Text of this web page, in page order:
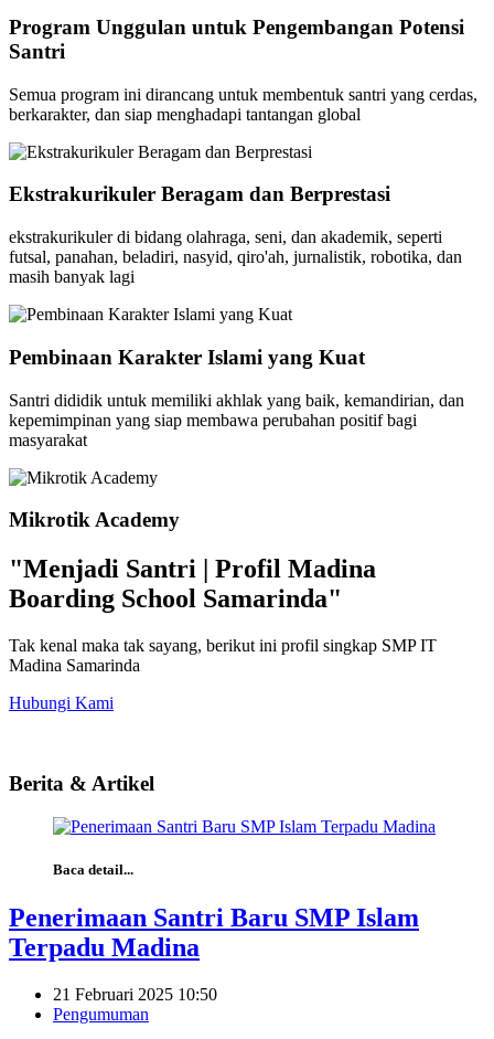
Program Unggulan untuk Pengembangan Potensi
Santri
Semua program ini dirancang untuk membentuk santri yang cerdas,
berkarakter, dan siap menghadapi tantangan global
Ekstrakurikuler Beragam dan Berprestasi
ekstrakurikuler di bidang olahraga, seni, dan akademik, seperti
futsal, panahan, beladiri, nasyid, qiro'ah, jurnalistik, robotika, dan
masih banyak lagi
Pembinaan Karakter Islami yang Kuat
Santri dididik untuk memiliki akhlak yang baik, kemandirian, dan
kepemimpinan yang siap membawa perubahan positif bagi
masyarakat
Mikrotik Academy
"Menjadi Santri | Profil Madina
Boarding School Samarinda"
Tak kenal maka tak sayang, berikut ini profil singkap SMP IT
Madina Samarinda
Hubungi Kami
Berita & Artikel
Baca detail...
Penerimaan Santri Baru SMP Islam
Terpadu Madina
21 Februari 2025 10:50
Pengumuman